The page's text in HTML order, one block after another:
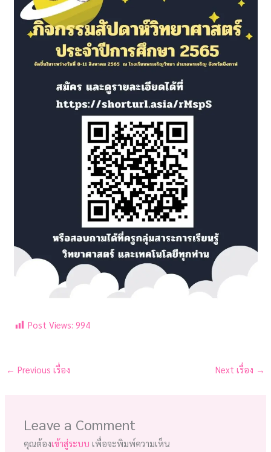
Post Views: 994
← Previous เรื่อง Next เรื่อง →
Leave a Comment
คุณต้องเข้าสู่ระบบ เพื่อจะพิมพ์ความเห็น